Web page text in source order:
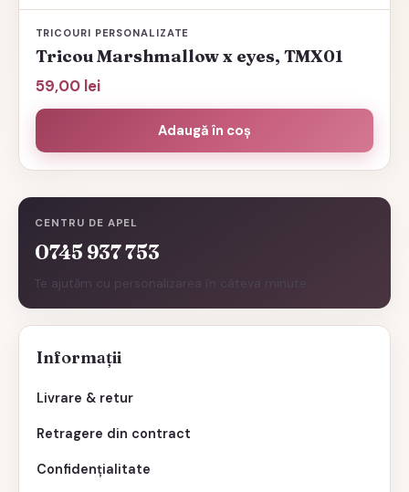
CENTRU DE APEL
0745 937 753
Te ajutăm cu personalizarea în câteva minute.
Informații
Livrare & retur
Retragere din contract
Confidențialitate
TRICOURI PERSONALIZATE
Tricou Marshmallow x eyes, TMX01
59,00 lei
Adaugă în coș